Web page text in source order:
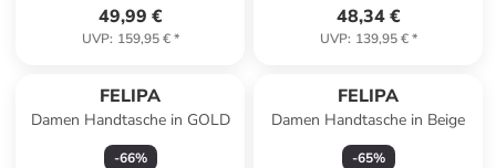
49,99 €
UVP: 159,95 €*
48,34 €
UVP: 139,95 €*
FELIPA
Damen Handtasche in GOLD
-66%
FELIPA
Damen Handtasche in Beige
-65%